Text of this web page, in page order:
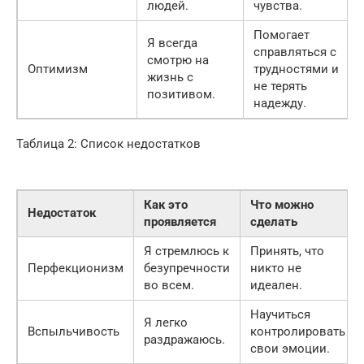
людей. чувства.
Оптимизм
Я всегда
смотрю на
жизнь с
позитивом.
Помогает
справляться с
трудностями и
не терять
надежду.
Таблица 2: Список недостатков
Недостаток
Как это
проявляется
Что можно
сделать
Перфекционизм
Я стремлюсь к
безупречности
во всем.
Принять, что
никто не
идеален.
Вспыльчивость
Я легко
раздражаюсь.
Научиться
контролировать
свои эмоции.